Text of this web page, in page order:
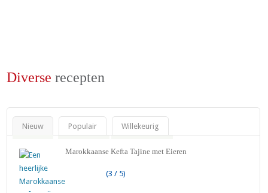
Diverse recepten
Nieuw Populair Willekeurig
Marokkaanse Kefta Tajine met Eieren
(3 / 5)